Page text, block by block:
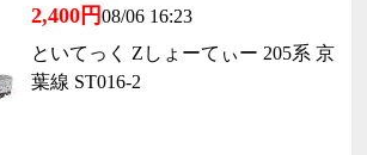
2,400円08/06 16:23
といてっく Zしょーてぃー 205系 京
葉線 ST016-2